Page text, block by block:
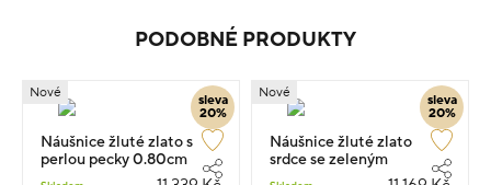
PODOBNÉ PRODUKTY
sleva
20%
Nové
Náušnice žluté zlato s
perlou pecky 0.80cm
sleva
20%
Nové
Náušnice žluté zlato
srdce se zeleným
kamenem 1cm 2.45g